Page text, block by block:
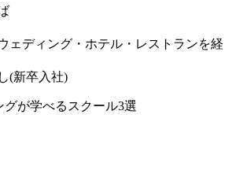
ェディング・ホテル・レストランを経
(新卒入社)
グが学べるスクール3選